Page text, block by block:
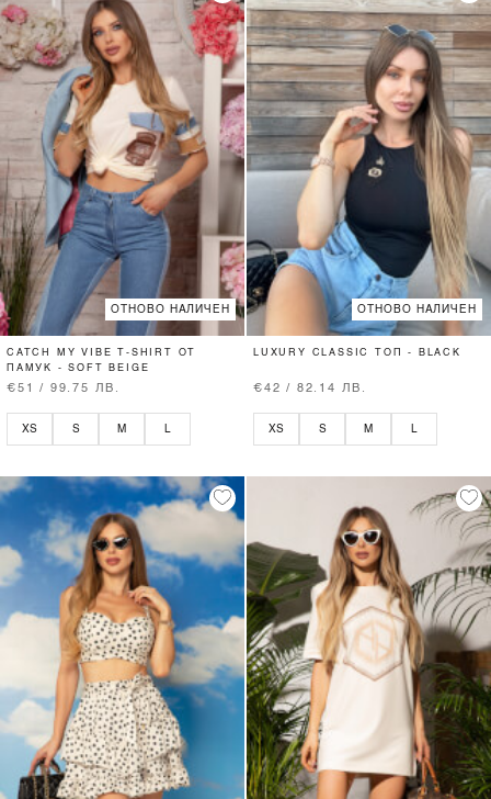
ОТНОВО НАЛИЧЕН
CATCH MY VIBE T-SHIRT ОТ
ПАМУК - SOFT BEIGE
€51 / 99.75 ЛВ.
XS S M
ОТНОВО НАЛИЧЕН
LUXURY CLASSIC ТОП - BLACK
€42 / 82.14 ЛВ.
XS S M